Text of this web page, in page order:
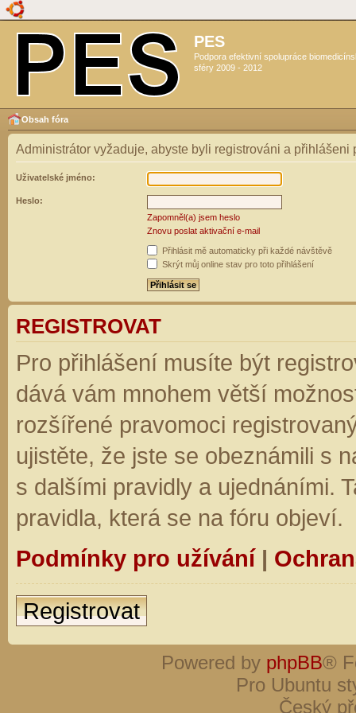
PES
Podpora efektivní spolupráce
sféry 2009 - 2012
Obsah fóra
Administrátor vyžaduje, abyste byli registrováni a přihlášeni
Uživatelské jméno:
Heslo:
Zapomněl(a) jsem heslo
Znovu poslat aktivační e-mail
Přihlásit mě automaticky při každé návštěvě
Skrýt můj online stav pro toto přihlášení
REGISTROVAT
Pro přihlášení musíte být
dává vám mnohem větší
rozšířené pravomoci
ujistěte, že jste se obeznámili s
s dalšími pravidly a ujednáními.
pravidla, která se na fóru objeví.
Podmínky pro užívání|
Registrovat
Powered by phpBB®
Pro Ubuntu
Český